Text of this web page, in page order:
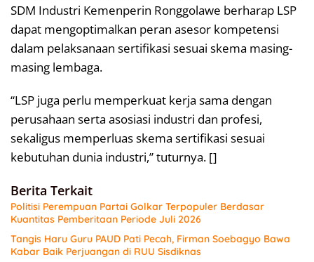
SDM Industri Kemenperin Ronggolawe berharap LSP
dapat mengoptimalkan peran asesor kompetensi
dalam pelaksanaan sertifikasi sesuai skema masing-
masing lembaga.
“LSP juga perlu memperkuat kerja sama dengan
perusahaan serta asosiasi industri dan profesi,
sekaligus memperluas skema sertifikasi sesuai
kebutuhan dunia industri,” tuturnya. []
Berita Terkait
Politisi Perempuan Partai Golkar Terpopuler Berdasar
Kuantitas Pemberitaan Periode Juli 2026
Tangis Haru Guru PAUD Pati Pecah, Firman Soebagyo Bawa
Kabar Baik Perjuangan di RUU Sisdiknas